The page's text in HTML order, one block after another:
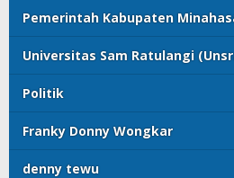
Pemerintah Kabupaten
Universitas Sam Ratulangi
Politik
Franky Donny Wongkar
denny tewu